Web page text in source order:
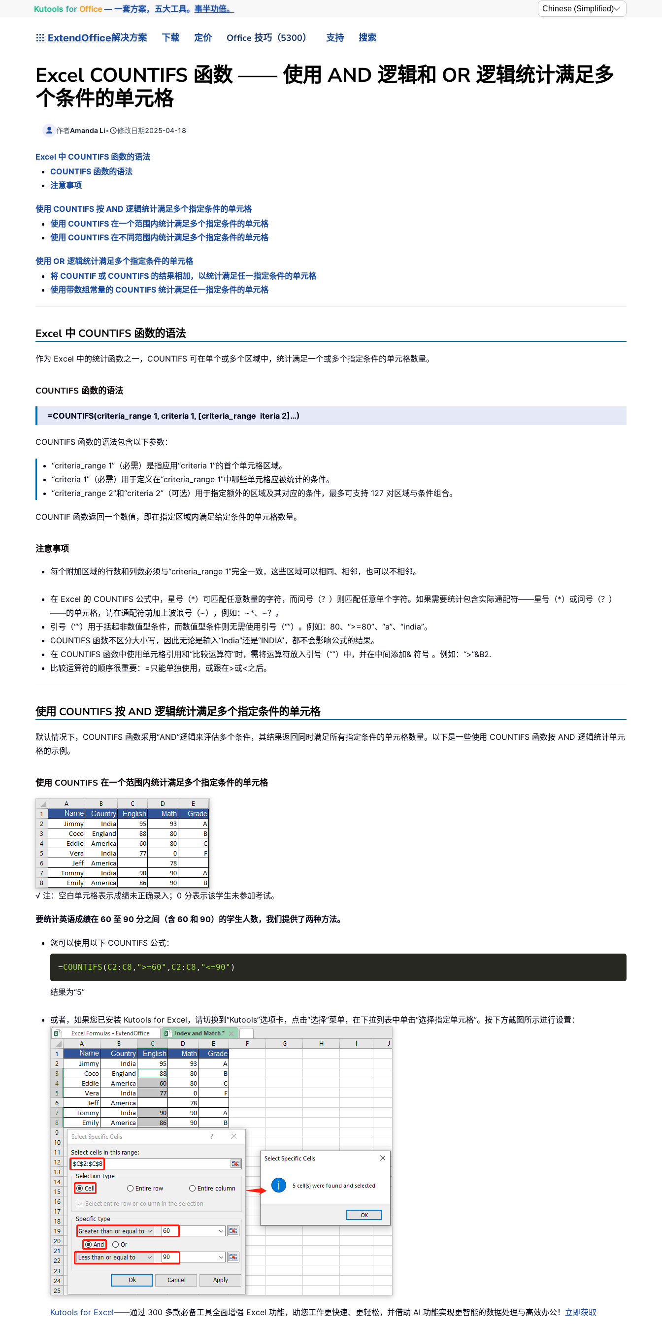
Kutools for Office— 一套方案，五大工具。事半功倍。
ExtendOffice解决方案 下载 定价 Office 技巧（5300） 支持 搜索
Excel COUNTIFS 函数 —— 使用 AND 逻辑和 OR 逻辑统计满足多
个条件的单元格
作者Amanda Li• 修改日期2025-04-18
Excel 中 COUNTIFS 函数的语法
COUNTIFS 函数的语法
注意事项
使用 COUNTIFS 按 AND 逻辑统计满足多个指定条件的单元格
使用 COUNTIFS 在一个范围内统计满足多个指定条件的单元格
使用 COUNTIFS 在不同范围内统计满足多个指定条件的单元格
使用 OR 逻辑统计满足多个指定条件的单元格
将 COUNTIF 或 COUNTIFS 的结果相加，以统计满足任一指定条件的单元格
使用带数组常量的 COUNTIFS 统计满足任一指定条件的单元格
Excel 中 COUNTIFS 函数的语法
作为 Excel 中的统计函数之一，COUNTIFS 可在单个或多个区域中，统计满足一个或多个指定条件的单元格数量。
COUNTIFS 函数的语法
=COUNTIFS(criteria_range 1, criteria 1, [criteria_range iteria 2]…)
COUNTIFS 函数的语法包含以下参数：
“criteria_range 1”（必需）是指应用“criteria 1”的首个单元格区域。
“criteria 1”（必需）用于定义在“criteria_range 1”中哪些单元格应被统计的条件。
“criteria_range 2”和“criteria 2”（可选）用于指定额外的区域及其对应的条件，最多可支持 127 对区域与条件组合。
COUNTIF 函数返回一个数值，即在指定区域内满足给定条件的单元格数量。
注意事项
每个附加区域的行数和列数必须与“criteria_range 1”完全一致，这些区域可以相同、相邻，也可以不相邻。
在 Excel 的 COUNTIFS 公式中， 星号（*） 可匹配任意数量的字符，而问号（？） 则匹配任意单个字符。如果需要统计包含实际通配符——星号（*） 或问号（？）
——的单元格， 请在通配符前加上波浪号（~） ，例如：~*、~？。
引号（“”） 用于括起非数值型条件，而数值型条件则无需使用 引号（“”） 。例如：80、“>=80”、“a”、“india”。
COUNTIFS 函数不区分大小写，因此无论是输入“India”还是“INDIA”，都不会影响公式的结果。
在 COUNTIFS 函数中使用单元格引用和“比较运算符”时，需将运算符放入引号（“”） 中，并在中间添加& 符号 。例如：“>”&B2.
比较运算符的顺序很重要： = 只能单独使用，或跟在>或<之后。
使用 COUNTIFS 按 AND 逻辑统计满足多个指定条件的单元格
默认情况下，COUNTIFS 函数采用“AND”逻辑来评估多个条件，其结果返回同时满足所有指定条件的单元格数量。以下是一些使用 COUNTIFS 函数按 AND 逻辑统计单元
格的示例。
使用 COUNTIFS 在一个范围内统计满足多个指定条件的单元格
√ 注：空白单元格表示成绩未正确录入；0 分表示该学生未参加考试。
要统计英语成绩在 60 至 90 分之间（含 60 和 90）的学生人数，我们提供了两种方法。
您可以使用以下 COUNTIFS 公式：
=COUNTIFS ( C2 : C8 , ">=60" , C2 : C8 , "<=90" )
结果为“5”
或者，如果您已安装 Kutools for Excel，请切换到“Kutools”选项卡，点击“选择”菜单，在下拉列表中单击“选择指定单元格”。按下方截图所示进行设置：
Kutools for Excel——通过 300 多款必备工具全面增强 Excel 功能，助您工作更快速、更轻松，并借助 AI 功能实现更智能的数据处理与高效办公！ 立即获取